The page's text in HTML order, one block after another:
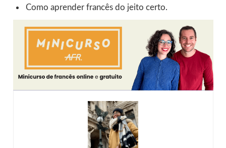
Como aprender francês do jeito certo.